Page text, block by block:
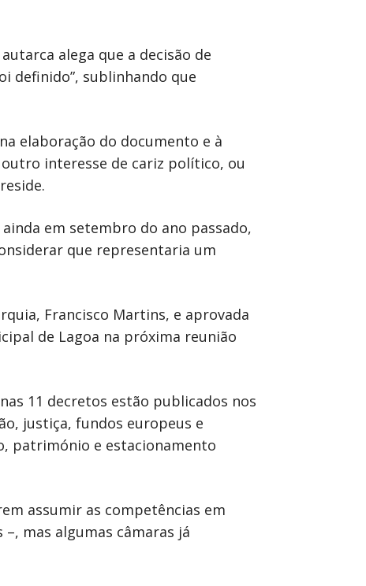
alega que a decisão de
definido”, sublinhando que
elaboração do documento e à
interesse de cariz político, ou
em setembro do ano passado,
que representaria um
Francisco Martins, e aprovada
de Lagoa na próxima reunião
11 decretos estão publicados nos
justiça, fundos europeus e
património e estacionamento
assumir as competências em
mas algumas câmaras já